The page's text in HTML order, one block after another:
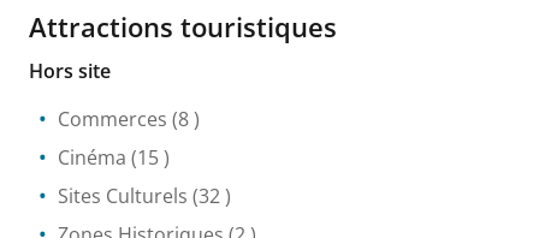
Attractions touristiques
Hors site
Commerces (8 )
Cinéma (15 )
Sites Culturels (32 )